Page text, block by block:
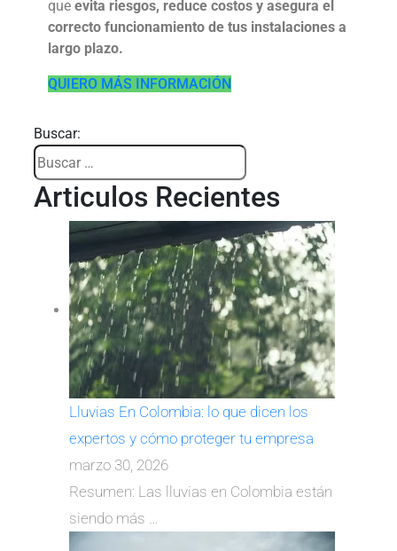
queevita riesgos, reduce costos y asegura el
correcto funcionamiento de tus instalaciones a
largo plazo.
QUIERO MÁS INFORMACIÓN
Buscar:
Articulos Recientes
Lluvias En Colombia: lo que dicen los
expertos y cómo proteger tu empresa
marzo 30, 2026
Resumen: Las lluvias en Colombia están
siendo más …